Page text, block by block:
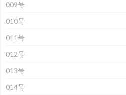
009号
010号
011号
012号
013号
014号